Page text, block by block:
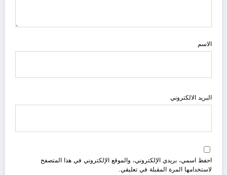
الاسم
البريد الالكتروني
احفظ اسمي، بريدي الإلكتروني، والموقع الإلكتروني في هذا المتصفح
لاستخدامها المرة المقبلة في تعليقي.